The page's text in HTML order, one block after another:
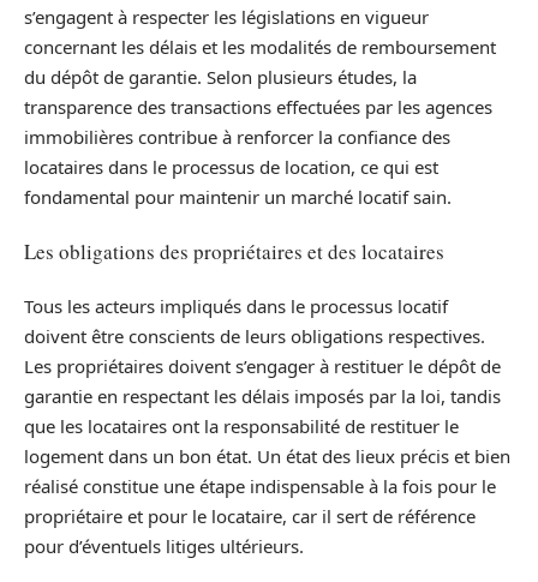
s’engagent à respecter les législations en vigueur
concernant les délais et les modalités de remboursement
du dépôt de garantie. Selon plusieurs études, la
transparence des transactions effectuées par les agences
immobilières contribue à renforcer la confiance des
locataires dans le processus de location, ce qui est
fondamental pour maintenir un marché locatif sain.
Les obligations des propriétaires et des locataires
Tous les acteurs impliqués dans le processus locatif
doivent être conscients de leurs obligations respectives.
Les propriétaires doivent s’engager à restituer le dépôt de
garantie en respectant les délais imposés par la loi, tandis
que les locataires ont la responsabilité de restituer le
logement dans un bon état. Un état des lieux précis et bien
réalisé constitue une étape indispensable à la fois pour le
propriétaire et pour le locataire, car il sert de référence
pour d’éventuels litiges ultérieurs.